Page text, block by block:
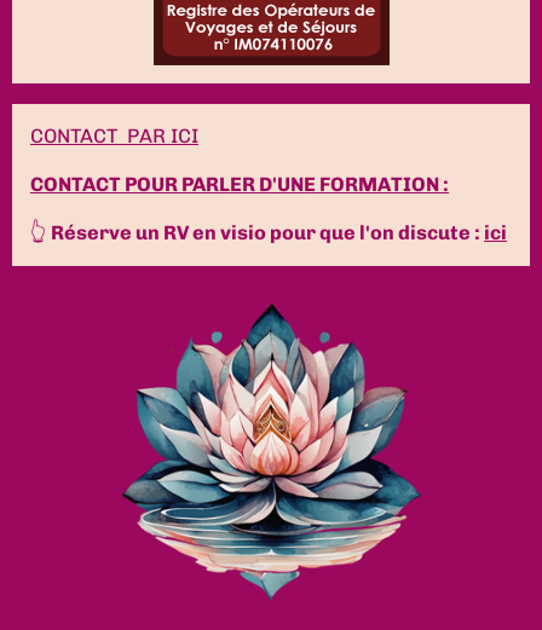
CONTACT PAR ICI
CONTACT POUR PARLER D'UNE FORMATION :
👆 Réserve un RV en visio pour que l'on discute : ici